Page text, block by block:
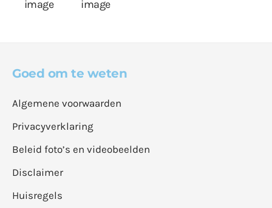
Goed om te weten
Algemene voorwaarden
Privacyverklaring
Beleid foto’s en videobeelden
Disclaimer
Huisregels